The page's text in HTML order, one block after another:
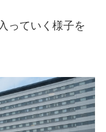
っていく様子を